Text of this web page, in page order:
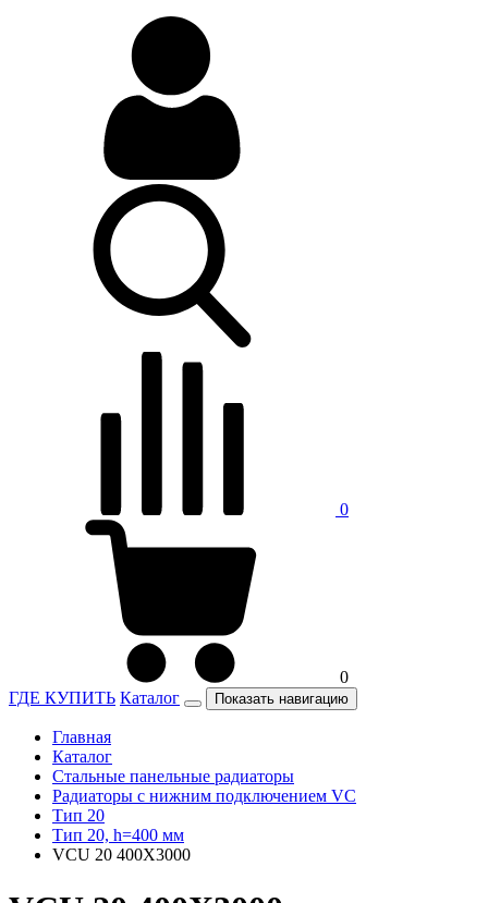
0
0
ГДЕ КУПИТЬ Каталог Показать навигацию
Главная
Каталог
Стальные панельные радиаторы
Радиаторы c нижним подключением VC
Тип 20
Тип 20, h=400 мм
VCU 20 400X3000